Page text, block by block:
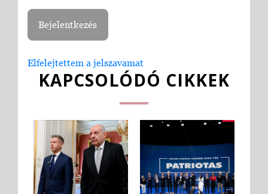
Elfelejtettem a jelszavamat
KAPCSOLÓDÓ CIKKEK